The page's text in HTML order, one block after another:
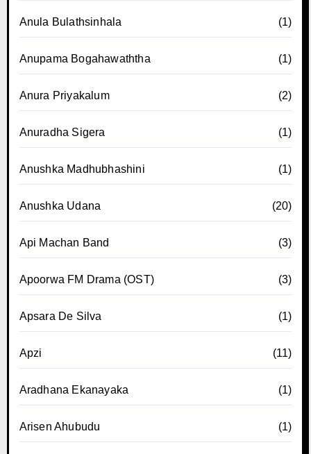
Anula Bulathsinhala (1)
Anupama Bogahawaththa (1)
Anura Priyakalum (2)
Anuradha Sigera (1)
Anushka Madhubhashini (1)
Anushka Udana (20)
Api Machan Band (3)
Apoorwa FM Drama (OST) (3)
Apsara De Silva (1)
Apzi (11)
Aradhana Ekanayaka (1)
Arisen Ahubudu (1)